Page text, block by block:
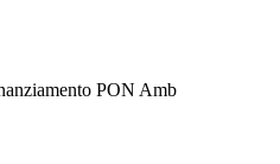
PON Amb